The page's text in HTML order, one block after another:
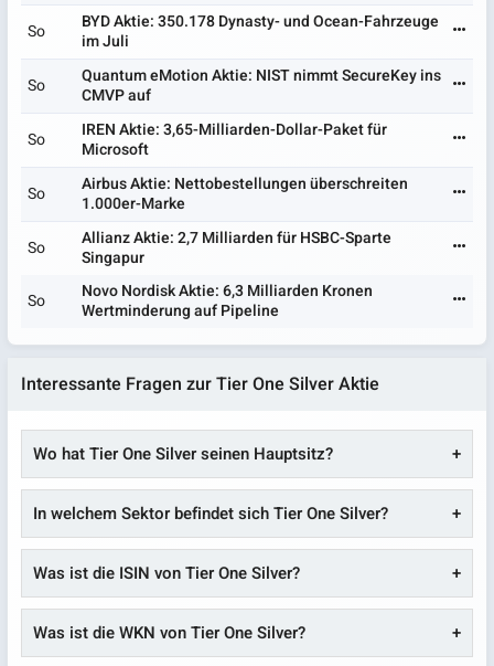
So
BYD Aktie: 350.178 Dynasty- und Ocean-Fahrzeuge
im Juli
So
Quantum eMotion Aktie: NIST nimmt SecureKey ins
CMVP auf
So
IREN Aktie: 3,65-Milliarden-Dollar-Paket für
Microsoft
So
Airbus Aktie: Nettobestellungen überschreiten
1.000er-Marke
So
Allianz Aktie: 2,7 Milliarden für HSBC-Sparte
Singapur
So
Novo Nordisk Aktie: 6,3 Milliarden Kronen
Wertminderung auf Pipeline
Interessante Fragen zur Tier One Silver Aktie
Wo hat Tier One Silver seinen Hauptsitz?
In welchem Sektor befindet sich Tier One Silver?
Was ist die ISIN von Tier One Silver?
Was ist die WKN von Tier One Silver?